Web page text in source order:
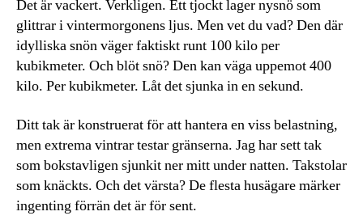
Det är vackert. Verkligen. Ett tjockt lager nysnö som
glittrar i vintermorgonens ljus. Men vet du vad? Den där
idylliska snön väger faktiskt runt 100 kilo per
kubikmeter. Och blöt snö? Den kan väga uppemot 400
kilo. Per kubikmeter. Låt det sjunka in en sekund.
Ditt tak är konstruerat för att hantera en viss belastning,
men extrema vintrar testar gränserna. Jag har sett tak
som bokstavligen sjunkit ner mitt under natten. Takstolar
som knäckts. Och det värsta? De flesta husägare märker
ingenting förrän det är för sent.